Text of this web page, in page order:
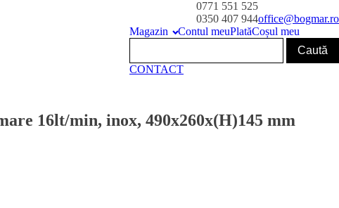
0771 551 525
0350 407 944office@bogmar.ro
Magazin
Contul meuPlatăCoșul meu
CONTACT
16lt/min, inox, 490x260x(H)145 mm